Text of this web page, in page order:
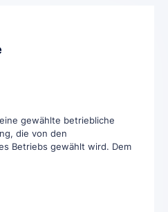
gewählte betriebliche
die von den
Betriebs gewählt wird. Dem